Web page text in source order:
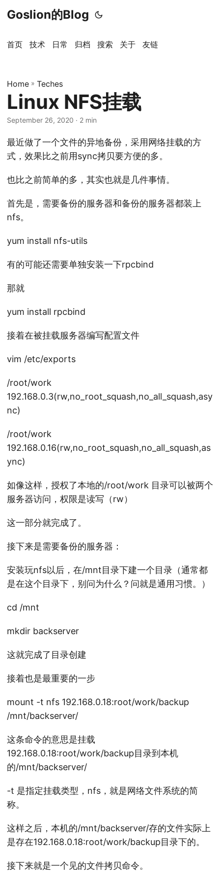
Goslion的Blog
首页 技术 日常 归档 搜索 关于 友链
Home » Teches
Linux NFS挂载
September 26, 2020 · 2 min
最近做了一个文件的异地备份，采用网络挂载的方
式，效果比之前用sync拷贝要方便的多。
也比之前简单的多，其实也就是几件事情。
首先是，需要备份的服务器和备份的服务器都装上
nfs。
yum install nfs-utils
有的可能还需要单独安装一下rpcbind
那就
yum install rpcbind
接着在被挂载服务器编写配置文件
vim /etc/exports
/root/work
192.168.0.3(rw,no_root_squash,no_all_squash,asy
nc)
/root/work
192.168.0.16(rw,no_root_squash,no_all_squash,as
ync)
如像这样，授权了本地的/root/work 目录可以被两个
服务器访问，权限是读写（rw）
这一部分就完成了。
接下来是需要备份的服务器：
安装玩nfs以后，在/mnt目录下建一个目录（通常都
是在这个目录下，别问为什么？问就是通用习惯。）
cd /mnt
mkdir backserver
这就完成了目录创建
接着也是最重要的一步
mount -t nfs 192.168.0.18:root/work/backup
/mnt/backserver/
这条命令的意思是挂载
192.168.0.18:root/work/backup目录到本机
的/mnt/backserver/
-t 是指定挂载类型，nfs，就是网络文件系统的简
称。
这样之后，本机的/mnt/backserver/存的文件实际上
是存在192.168.0.18:root/work/backup目录下的。
接下来就是一个见的文件拷贝命令。